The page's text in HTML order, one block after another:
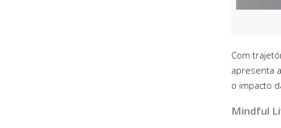
Com
apresenta
o impacto
Mindful